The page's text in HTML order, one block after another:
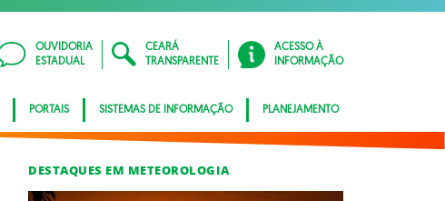
OUVIDORIA
ESTADUAL
CEARÁ
TRANSPARENTE
ACESSO À
INFORMAÇÃO
PORTAIS SISTEMAS DE INFORMAÇÃO PLANEJAMENTO
DESTAQUES EM METEOROLOGIA